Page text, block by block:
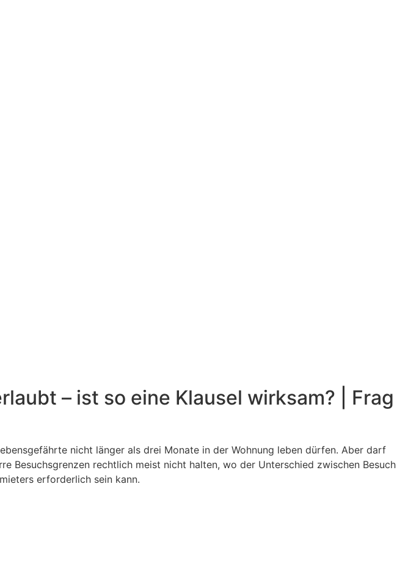
– ist so eine Klausel wirksam? | Frag
nicht länger als drei Monate in der Wohnung leben dürfen. Aber darf
Besuchsgrenzen rechtlich meist nicht halten, wo der Unterschied zwischen Besuch
erforderlich sein kann.